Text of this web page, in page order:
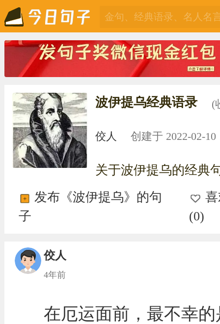
波伊提乌经典语录 (
佼人 创建于 2022-02-10
关于波伊提乌的经典
发布《波伊提乌》的句
子
(0)
佼人
4年前
在厄运面前，最不幸